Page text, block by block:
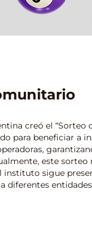
creó el “Sorteo
para beneficiar a
este sorteo
instituto sigue
diferentes